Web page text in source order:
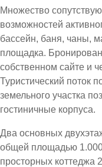
Множество
возможностей
бассейн, баня, чаны,
площадка.
собственном сайте и
Туристический поток
земельного участка
гостиничные корпуса.
Два основных
общей площадью
просторных коттеджа